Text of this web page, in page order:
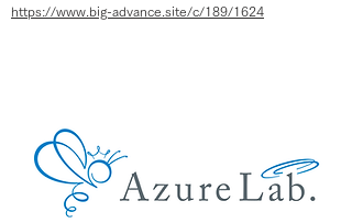
https://www.big-advance.site/c/189/1624